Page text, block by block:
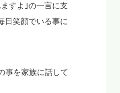
すよ｣の一言に支
日笑顔でいる事に
事を家族に話して